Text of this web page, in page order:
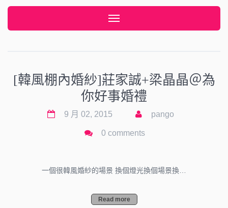
Toggle navigation
[韓風棚內婚紗]莊家誠+梁晶晶＠為
你好事婚禮
9 月 02, 2015 pango
0 comments
一個很韓風婚紗的場景 換個燈光換個場景換…
Read more